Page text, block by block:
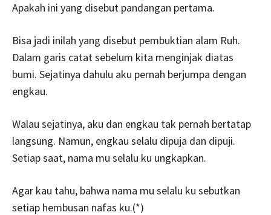
Apakah ini yang disebut pandangan pertama.
Bisa jadi inilah yang disebut pembuktian alam Ruh.
Dalam garis catat sebelum kita menginjak diatas
bumi. Sejatinya dahulu aku pernah berjumpa dengan
engkau.
Walau sejatinya, aku dan engkau tak pernah bertatap
langsung. Namun, engkau selalu dipuja dan dipuji.
Setiap saat, nama mu selalu ku ungkapkan.
Agar kau tahu, bahwa nama mu selalu ku sebutkan
setiap hembusan nafas ku.(*)